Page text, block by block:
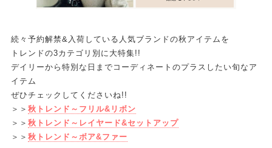
続々予約解禁&入荷している人気ブランドの秋アイテムを
トレンドの3カテゴリ別に大特集!!
デイリーから特別な日までコーディネートのプラスしたい旬なア
イテム
ぜひチェックしてくださいね!!
＞＞ 秋トレンド～フリル&リボン
＞＞ 秋トレンド～レイヤード&セットアップ
＞＞ 秋トレンド～ボア&ファー